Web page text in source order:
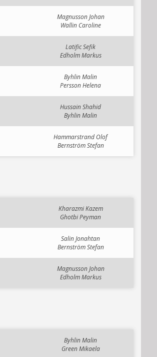
Magnusson Johan
Wallin Caroline
Latific Sefik
Edholm Markus
Byhlin Malin
Persson Helena
Hussain Shahid
Byhlin Malin
Hammarstrand Olof
Bernström Stefan
Kharazmi Kazem
Ghotbi Peyman
Salin Jonahtan
Bernström Stefan
Magnusson Johan
Edholm Markus
Byhlin Malin
Green Mikaela